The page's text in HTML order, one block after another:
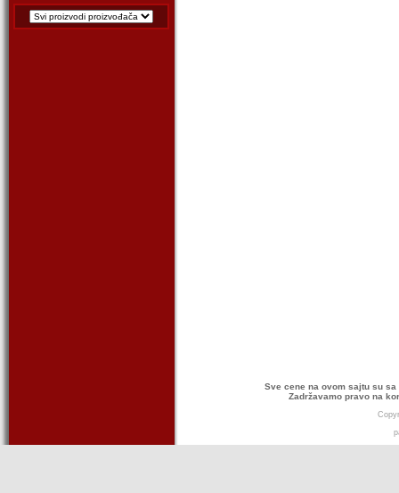
Sve cene na ovom sajtu su
Zadržavamo pravo na